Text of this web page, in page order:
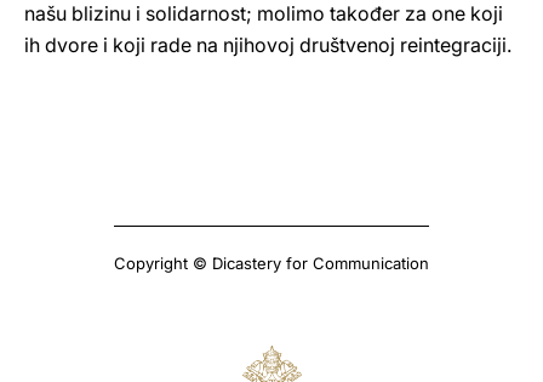
našu blizinu i solidarnost; molimo također za one koji
ih dvore i koji rade na njihovoj društvenoj reintegraciji.
Copyright © Dicastery for Communication